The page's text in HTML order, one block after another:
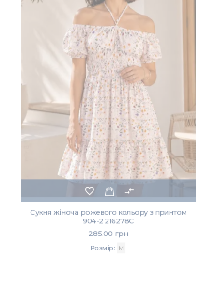
favorite_border compare_arrows
Сукня жіноча рожевого кольору з принтом
904-2 216278C
285.00 грн
Розмір: M